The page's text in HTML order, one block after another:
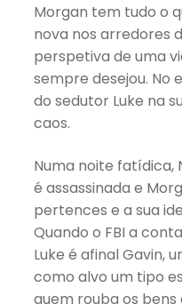
Morgan tem tudo o
nova nos arredores
perspetiva de uma
sempre desejou. No
do sedutor Luke na
caos.
Numa noite fatídica,
é assassinada e
pertences e a sua
Quando o FBI a
Luke é afinal Gavin,
como alvo um tipo
quem rouba os bens